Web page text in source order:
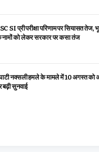
SI प्री परीक्षा परिणाम पर सियासत
नामों को लेकर सरकार पर कसा तंज
नक्सली हमले के मामले में 10 अगस्त
सुनवाई